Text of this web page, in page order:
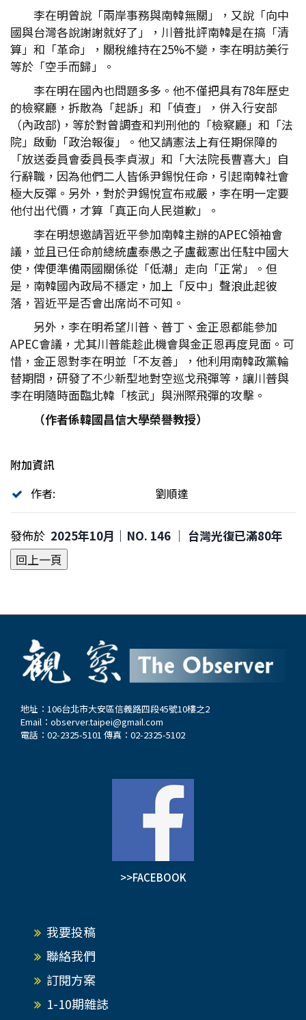
李在明曾說「兩岸事務與南韓無關」，又說「向中
國與台灣各說謝謝就好了」，川普批評南韓是在搞「清
算」和「革命」，關稅維持在25%不變，李在明訪美行
等於「空手而歸」。
李在明在國內也問題多多。他不僅把具有78年歷史
的檢察廳，拆散為「起訴」和「偵查」，併入行安部
（內政部)，等於對曾調查和判刑他的「檢察廳」和「法
院」啟動「政治報復」。他又請憲法上有任期保障的
「放送委員會委員長李貞淑」和「大法院長曹喜大」自
行辭職，因為他們二人皆係尹錫悅任命，引起南韓社會
極大反彈。另外，對於尹錫悅宣布戒嚴，李在明一定要
他付出代價，才算「真正向人民道歉」。
李在明想邀請習近平參加南韓主辦的APEC領袖會
議，並且已任命前總統盧泰愚之子盧截憲出任駐中國大
使，俾便準備兩國關係從「低潮」走向「正常」。但
是，南韓國內政局不穩定，加上「反中」聲浪此起彼
落，習近平是否會出席尚不可知。
另外，李在明希望川普、普丁、金正恩都能參加
APEC會議，尤其川普能趁此機會與金正恩再度見面。可
惜，金正恩對李在明並「不友善」，他利用南韓政黨輪
替期間，研發了不少新型地對空巡戈飛彈等，讓川普與
李在明隨時面臨北韓「核武」與洲際飛彈的攻擊。
（作者係韓國昌信大學榮譽教授）
附加資訊
作者:
劉順達
發佈於 2025年10月｜NO. 146 │ 台灣光復已滿80年
地址：106台北市大安區信義路四段45號10樓之2
Email： observer.taipei@gmail.com
電話：02-2325-5101 傳真：02-2325-5102
>>FACEBOOK
我要投稿
聯絡我們
訂閱方案
1-10期雜誌